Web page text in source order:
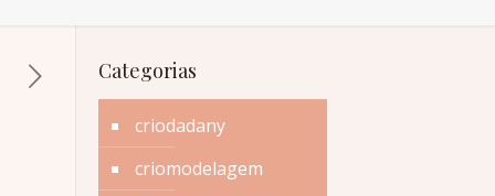
Categorias
criodadany
criomodelagem